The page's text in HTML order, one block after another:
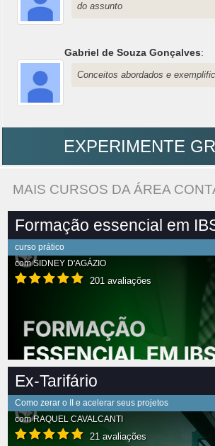
do assunto
Gabriel de Souza Gonçalves:
Conceitos abordados e
EXPERIMENTE
MAIS CURSOS DA ÁREA
Formação essencial em
curso prático
comSIDNEY D'AGÁZIO
201 avaliações
Ex-Tarifário
Como zerar o II e acelerar seus projetos
comRAQUEL CAVALCANTI
21 avaliações